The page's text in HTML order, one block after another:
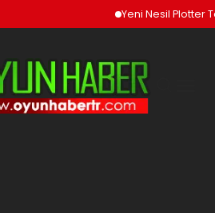
Yeni Nesil Plotter